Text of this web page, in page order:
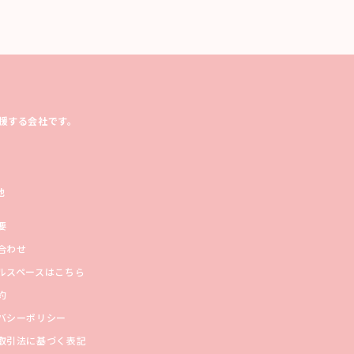
る会社です。
わせ
スペースはこちら
シーポリシー
引法に基づく表記